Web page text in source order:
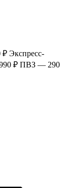
₽ Экспресс-
₽ ПВЗ — 290